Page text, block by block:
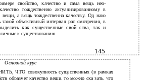
свойство, качество и сама вещь нео­
тождественно актуализированному в
вещи, а вещь тождественна качеству. Од­ нако
объективный интервал рас­ смотрения, в
как существенные свой­ ства, так и
к существованию
145
Основной курс
ЧТО совокупность существенных (в рамках
образует качество вещи, то можно ска­ зать, что